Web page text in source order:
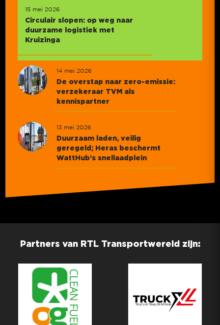
15 mei 2026
Circulair slopen: op weg naar
duurzame logistiek met
Kruizinga
14 mei 2026
De overstap naar zero-emissie:
verzekeraar TVM als
kennispartner
13 mei 2026
Duurzaam laden, veilig
geregeld; Heras beschermt
WattHub’s snellaadplein
Partners van RTL Transportwereld zijn: